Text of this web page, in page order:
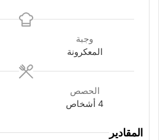
وجبة
المعكرونة
الحصص
4 أشخاص
المقادير